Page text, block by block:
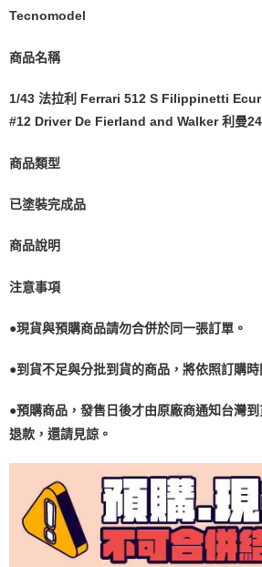
由本公司與您本人進行分期帳單所需資料之確認、
Tecnomodel
商品名稱
1/43 法拉利 Ferrari 512 S Filippinetti
#12 Driver De Fierland and Walker 利曼
商品類型
已塗裝完成品
商品說明
注意事項
●現貨與預購商品請勿合併於同一張訂單。
●到貨不足與分批到貨的商品，將依照訂購時
●預購商品，發售日後才由原廠商通知台灣
退款，還請見諒。